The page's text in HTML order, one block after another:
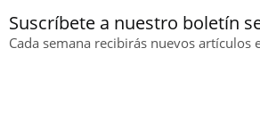
Suscríbete a nuestro boletín
Cada semana recibirás nuevos artículos